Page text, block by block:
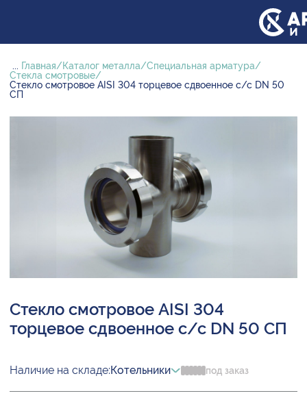
... Главная Каталог металла
Специальная арматура
Стекла смотровые
Стекло смотровое AISI 304 торцевое сдвоенное с/с DN 50
СП
Стекло смотровое AISI 304
торцевое сдвоенное с/с DN 50 СП
Наличие на складе:Котельники под заказ